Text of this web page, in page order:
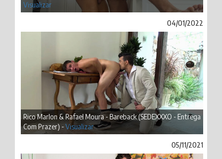
Visualizar
04/01/2022
Rico Marlon & Rafael Moura - Bareback (SEDEXXXO - Entrega
Com Prazer) -Visualizar
05/11/2021